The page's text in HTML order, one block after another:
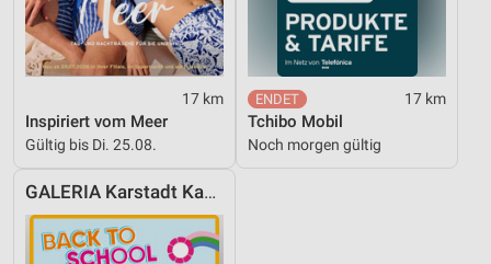
17 km
Inspiriert vom Meer
Gültig bis Di. 25.08.
17 km
Tchibo Mobil
Noch morgen gültig
GALERIA Karstadt Kaufhof